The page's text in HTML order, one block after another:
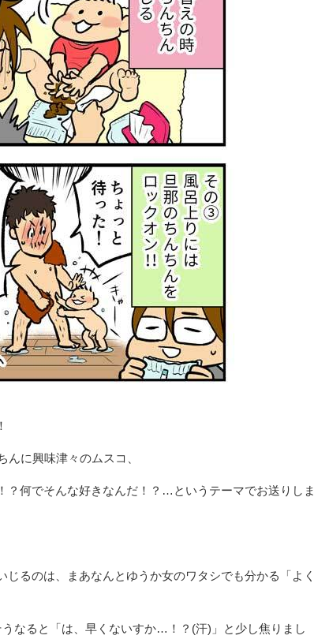
に興味津々のムスコ、
？何でそんな好きなんだ！？…というテーマでお送りしま
じるのは、まあなんとゆうか女のワタシでも分かる「よく
なると「は、早くないすか…！？(汗)」と少し焦りまし